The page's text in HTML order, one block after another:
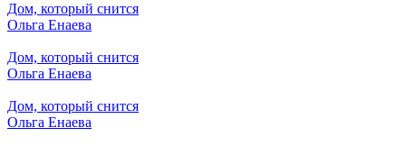
Дом, который снится
Ольга Енаева
Дом, который снится
Ольга Енаева
Дом, который снится
Ольга Енаева